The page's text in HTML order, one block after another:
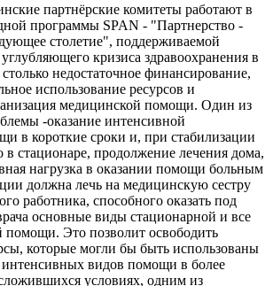
партнёрские комитеты работают в
программы SPAN - "Партнерство -
столетие", поддерживаемой
кризиса здравоохранения в
недостаточное финансирование,
использование ресурсов и
медицинской помощи. Один из
-оказание интенсивной
в короткие сроки и, при стабилизации
в стационаре, продолжение лечения дома,
нагрузка в оказании помощи больным
должна лечь на медицинскую сестру
работника, способного оказать под
основные виды стационарной и все
помощи. Это позволит освободить
которые могли бы быть использованы
интенсивных видов помощи в более
условиях, одним из